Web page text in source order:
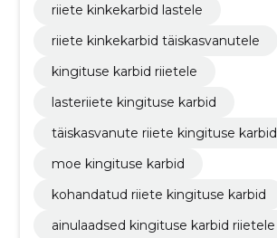
riiete kinkekarbid lastele
riiete kinkekarbid täiskasvanutele
kingituse karbid riietele
lasteriiete kingituse karbid
täiskasvanute riiete kingituse karbid
moe kingituse karbid
kohandatud riiete kingituse karbid
ainulaadsed kingituse karbid riietele